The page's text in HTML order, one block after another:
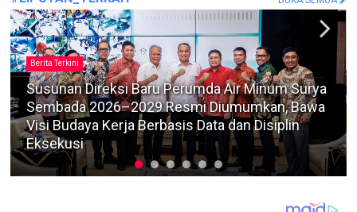
Berita Terkini
Timbun dan Perdagangkan Solar Subsidi dengan
Tangki Modifikasi, Bagus Diadili